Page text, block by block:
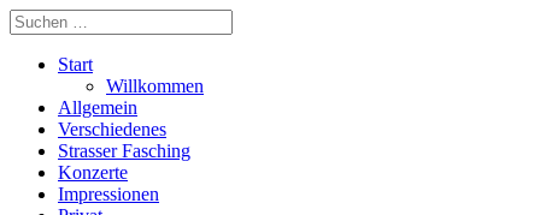
Start
Willkommen
Allgemein
Verschiedenes
Strasser Fasching
Konzerte
Impressionen